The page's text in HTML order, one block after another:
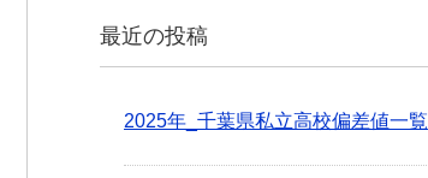
最近の投稿
2025年_千葉県私立高校偏差値一覧